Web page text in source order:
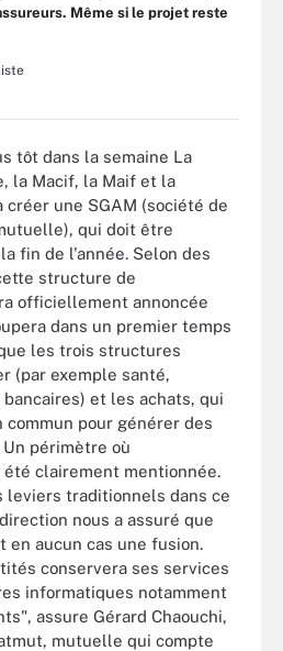
Même si le projet reste
tôt dans la semaine La
la Macif, la Maif et la
une SGAM (société de
qui doit être
fin de l'année. Selon des
structure de
officiellement annoncée
dans un premier temps
les trois structures
(par exemple santé,
et les achats, qui
pour générer des
périmètre où
été clairement mentionnée.
leviers traditionnels dans ce
nous a assuré que
en aucun cas une fusion.
conservera ses services
informatiques notamment
assure Gérard Chaouchi,
mutuelle qui compte